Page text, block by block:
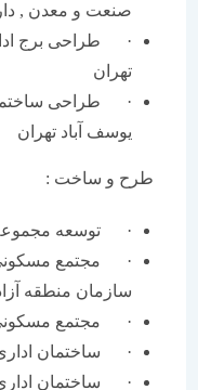
صنعت و معدن , دارآباد
· طراحی برج اداری
· طراحی ساختمان
یوسف آباد تهران
طرح و ساخت :
· توسعه مجموعه
· مجتمع مسکونی پیش
سازمان منطقه آزاد
· مجتمع مسکونی
· ساختمان اداری
· ساختمان اداری